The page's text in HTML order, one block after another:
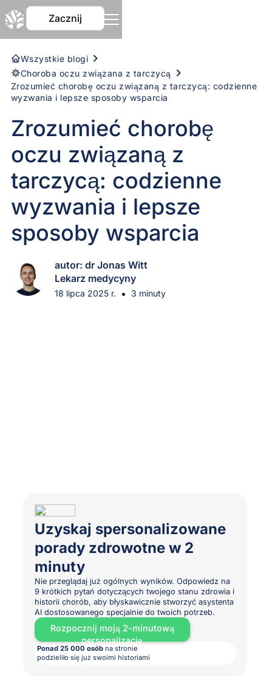
Zacznij
Wszystkie blogi
Choroba oczu związana z tarczycą
Zrozumieć chorobę oczu związaną z tarczycą: codzienne
wyzwania i lepsze sposoby wsparcia
Zrozumieć chorobę
oczu związaną z
tarczycą: codzienne
wyzwania i lepsze
sposoby wsparcia
autor: dr Jonas Witt
Lekarz medycyny
18 lipca 2025 r. • 3 minuty
Uzyskaj spersonalizowane
porady zdrowotne w 2
minuty
Nie przeglądaj już ogólnych wyników. Odpowiedz na
9 krótkich pytań dotyczących twojego stanu zdrowia i
historii chorób, aby błyskawicznie stworzyć asystenta
AI dostosowanego specjalnie do twoich potrzeb.
Rozpocznij moją 2-minutową
personalizację
Ponad 25 000 osóbna stronie
podzieliło się już swoimi historiami